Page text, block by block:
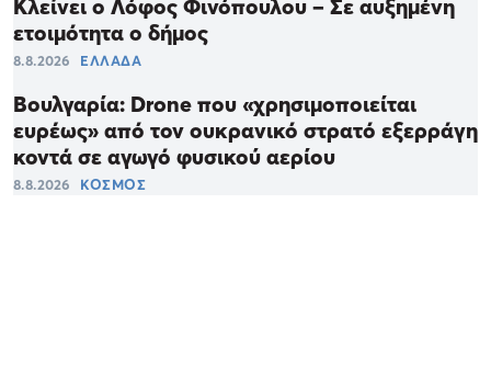
Κλείνει ο Λόφος Φινόπουλου – Σε αυξημένη
ετοιμότητα ο δήμος
8.8.2026 ΕΛΛΑΔΑ
Βουλγαρία: Drone που «χρησιμοποιείται
ευρέως» από τον ουκρανικό στρατό εξερράγη
κοντά σε αγωγό φυσικού αερίου
8.8.2026 ΚΟΣΜΟΣ